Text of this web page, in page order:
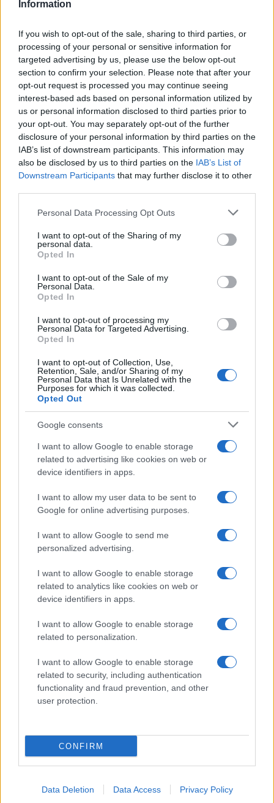
Information
If you wish to opt-out of the sale, sharing to third parties, or
processing of your personal or sensitive information for
targeted advertising by us, please use the below opt-out
section to confirm your selection. Please note that after your
opt-out request is processed you may continue seeing
interest-based ads based on personal information utilized by
us or personal information disclosed to third parties prior to
your opt-out. You may separately opt-out of the further
disclosure of your personal information by third parties on the
IAB’s list of downstream participants. This information may
also be disclosed by us to third parties on the IAB’s List of
Downstream Participants that may further disclose it to other
Please note that this website/app uses one or more Google
not limited to your visit or usage behaviour. You may click to
grant or deny consent to Google and its third-party tags to
use your data for below specified purposes in below Google
consent section.
Personal Data Processing Opt Outs
I want to opt-out of the Sharing of my
personal data.
Opted In
I want to opt-out of the Sale of my
Personal Data.
Opted In
I want to opt-out of processing my
Personal Data for Targeted Advertising.
Opted In
I want to opt-out of Collection, Use,
Retention, Sale, and/or Sharing of my
Personal Data that Is Unrelated with the
Purposes for which it was collected.
Opted Out
Google consents
I want to allow Google to enable storage
related to advertising like cookies on web or
device identifiers in apps.
I want to allow my user data to be sent to
Google for online advertising purposes.
I want to allow Google to send me
personalized advertising.
I want to allow Google to enable storage
related to analytics like cookies on web or
device identifiers in apps.
I want to allow Google to enable storage
related to personalization.
I want to allow Google to enable storage
related to security, including authentication
functionality and fraud prevention, and other
user protection.
CONFIRM
Data Deletion Data Access Privacy Policy
Αγοράζουμε όπλα, όχι όμως εθνική
αυτονομία
08:32
Τριμερές αμυντικό σύμφωνο Σαουδικής
Αραβίας – Πακιστάν – Τουρκίας
υπογράφεται σήμερα
αόρατους κινδύνους στο gaming
ΣΑΝ ΣΗΜΕΡΑ – 6 Αυγούστου 1870:
Μάχες του Spicheren και του Wörth, ο
γερμανικός στρατός διαλύει τους
Γάλλους
SNCASE SE.5000 Baroudeur: το γαλλικό
μαχητικό που… ξέχασε τους τροχούς
Litening: Η Αμερικανική Αεροπορία
επενδύει σε ένα από τα πλέον
διαδεδομένα ατρακτίδια στοχοποίησης